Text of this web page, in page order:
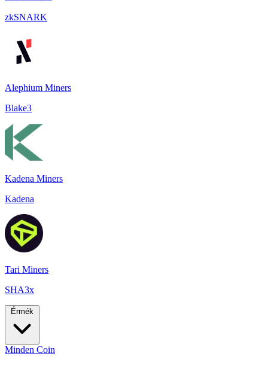
zkSNARK
Alephium Miners
Blake3
Kadena Miners
Kadena
Tari Miners
SHA3x
Érmék
Minden Coin